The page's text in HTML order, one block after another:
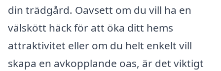
din trädgård. Oavsett om du vill ha en
välskött häck för att öka ditt hems
attraktivitet eller om du helt enkelt vill
skapa en avkopplande oas, är det viktigt